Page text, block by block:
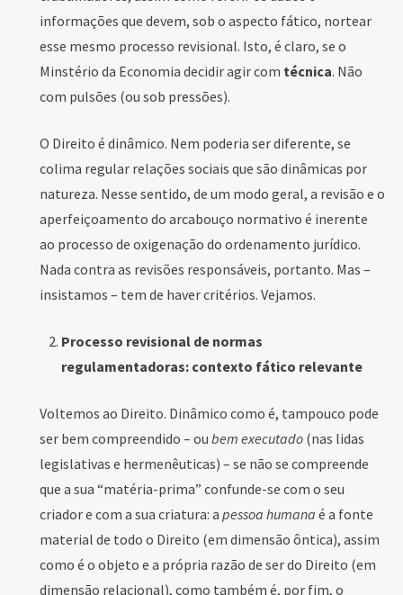
informações que devem, sob o aspecto fático, nortear
esse mesmo processo revisional. Isto, é claro, se o
Minstério da Economia decidir agir com técnica. Não
com pulsões (ou sob pressões).
O Direito é dinâmico. Nem poderia ser diferente, se
colima regular relações sociais que são dinâmicas por
natureza. Nesse sentido, de um modo geral, a revisão e o
aperfeiçoamento do arcabouço normativo é inerente
ao processo de oxigenação do ordenamento jurídico.
Nada contra as revisões responsáveis, portanto. Mas –
insistamos – tem de haver critérios. Vejamos.
Processo revisional de normas
regulamentadoras: contexto fático relevante
Voltemos ao Direito. Dinâmico como é, tampouco pode
ser bem compreendido – ou bem executado (nas lidas
legislativas e hermenêuticas) – se não se compreende
que a sua “matéria-prima” confunde-se com o seu
criador e com a sua criatura: a pessoa humana é a fonte
material de todo o Direito (em dimensão ôntica), assim
como é o objeto e a própria razão de ser do Direito (em
dimensão relacional), como também é, por fim, o